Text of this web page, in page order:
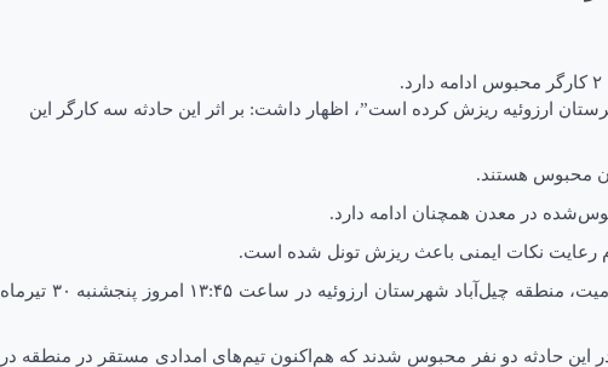
ارزوئیه ریزش کرده است”، اظهار داشت: بر اثر این حادثه سه کارگر این
محبوس هستند.
در معدن همچنان ادامه دارد.
رعایت نکات ایمنی باعث ریزش تونل شده است.
سید محمد صابری رئیس اورژانس پیش‌بیمارستانی و مدیر حوادث دانشگاه علوم پزشکی کرمان نیز اظهار داشت: در پی ریزش معدن کرومیت، منطقه چیل‌آباد شهرستان ارزوئیه در ساعت ۱۳:۴۵ امروز پنجشنبه ۳۰ تیرماه
این حادثه دو نفر محبوس شدند که هم‌اکنون تیم‌های امدادی مستقر در منطقه در